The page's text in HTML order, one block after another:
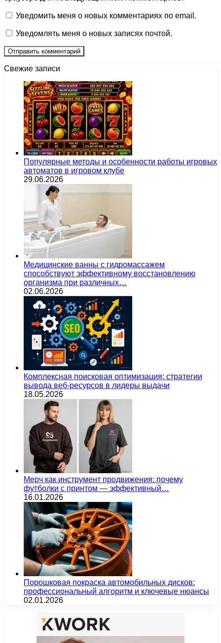
Уведомить меня о новых комментариях по email.
Уведомлять меня о новых записях почтой.
Свежие записи
Популярные методы и особенности работы игровых
автоматов в игровом клубе
29.06.2026
Медицинские ванны с гидромассажем
способствуют эффективному восстановлению
организма при различных…
02.06.2026
Комплексная поисковая оптимизация: стратегии
вывода веб-ресурсов в лидеры выдачи
18.05.2026
Мерч как инструмент продвижения: почему
футболки с принтом — эффективный…
16.01.2026
Порошковая покраска автомобильных дисков:
профессиональный алгоритм и ключевые нюансы
02.01.2026